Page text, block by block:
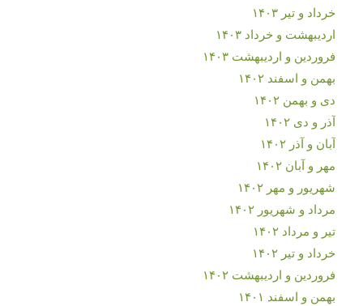
خرداد و تیر ۱۴۰۳
اردیبهشت و خرداد ۱۴۰۳
فروردین و اردیبهشت ۱۴۰۳
بهمن و اسفند ۱۴۰۲
دی و بهمن ۱۴۰۲
آذر و دی ۱۴۰۲
آبان و آذر ۱۴۰۲
مهر و آبان ۱۴۰۲
شهریور و مهر ۱۴۰۲
مرداد و شهریور ۱۴۰۲
تیر و مرداد ۱۴۰۲
خرداد و تیر ۱۴۰۲
فروردین و اردیبهشت ۱۴۰۲
بهمن و اسفند ۱۴۰۱